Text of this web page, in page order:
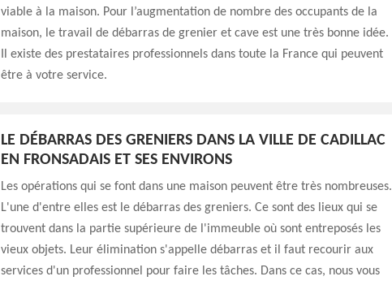
viable à la maison. Pour l’augmentation de nombre des occupants de la
maison, le travail de débarras de grenier et cave est une très bonne idée.
Il existe des prestataires professionnels dans toute la France qui peuvent
être à votre service.
LE DÉBARRAS DES GRENIERS DANS LA VILLE DE CADILLAC
EN FRONSADAIS ET SES ENVIRONS
Les opérations qui se font dans une maison peuvent être très nombreuses.
L'une d'entre elles est le débarras des greniers. Ce sont des lieux qui se
trouvent dans la partie supérieure de l'immeuble où sont entreposés les
vieux objets. Leur élimination s'appelle débarras et il faut recourir aux
services d'un professionnel pour faire les tâches. Dans ce cas, nous vous